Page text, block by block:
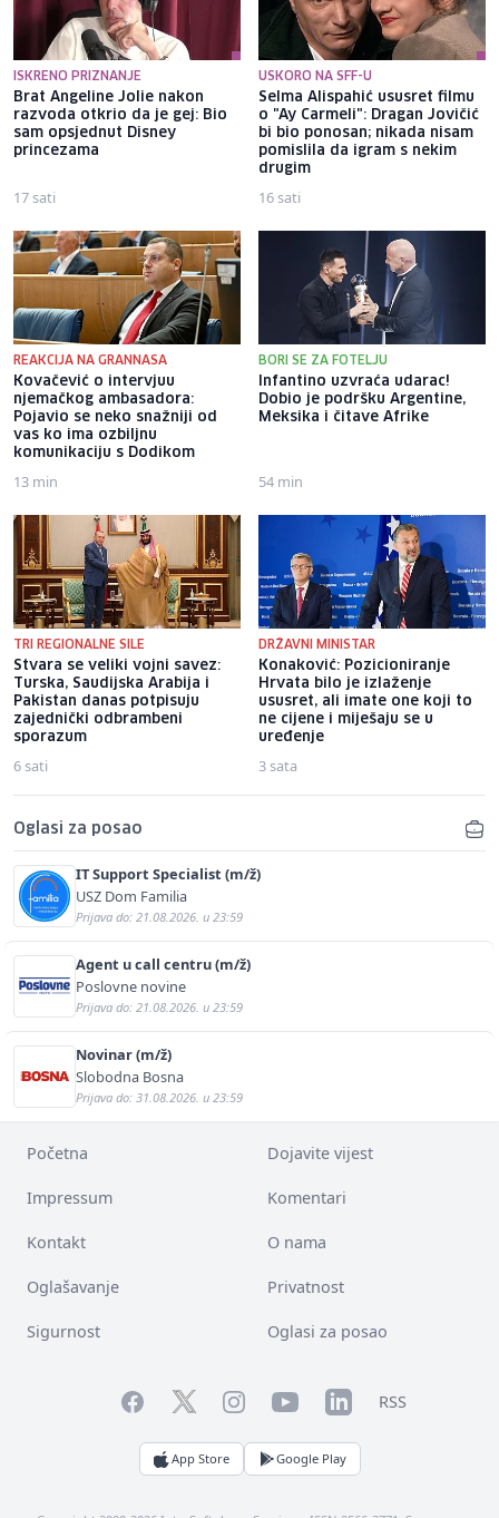
ISKRENO PRIZNANJE
Brat Angeline Jolie nakon
razvoda otkrio da je gej: Bio
sam opsjednut Disney
princezama
17 sati
USKORO NA SFF-U
Selma Alispahić ususret filmu
o "Ay Carmeli": Dragan Jovičić
bi bio ponosan; nikada nisam
pomislila da igram s nekim
drugim
16 sati
REAKCIJA NA GRANNASA
Kovačević o intervjuu
njemačkog ambasadora:
Pojavio se neko snažniji od
vas ko ima ozbiljnu
komunikaciju s Dodikom
13 min
BORI SE ZA FOTELJU
Infantino uzvraća udarac!
Dobio je podršku Argentine,
Meksika i čitave Afrike
54 min
TRI REGIONALNE SILE
Stvara se veliki vojni savez:
Turska, Saudijska Arabija i
Pakistan danas potpisuju
zajednički odbrambeni
sporazum
6 sati
DRŽAVNI MINISTAR
Konaković: Pozicioniranje
Hrvata bilo je izlaženje
ususret, ali imate one koji to
ne cijene i miješaju se u
uređenje
3 sata
Oglasi za posao
IT Support Specialist (m/ž)
USZ Dom Familia
Prijava do: 21.08.2026. u 23:59
Agent u call centru (m/ž)
Poslovne novine
Prijava do: 21.08.2026. u 23:59
Novinar (m/ž)
Slobodna Bosna
Prijava do: 31.08.2026. u 23:59
Početna Dojavite vijest
Impressum Komentari
Kontakt O nama
Oglašavanje Privatnost
Sigurnost Oglasi za posao
FacebookTwitterInstagramYouTubeLinkedInRSS
App Store Google Play